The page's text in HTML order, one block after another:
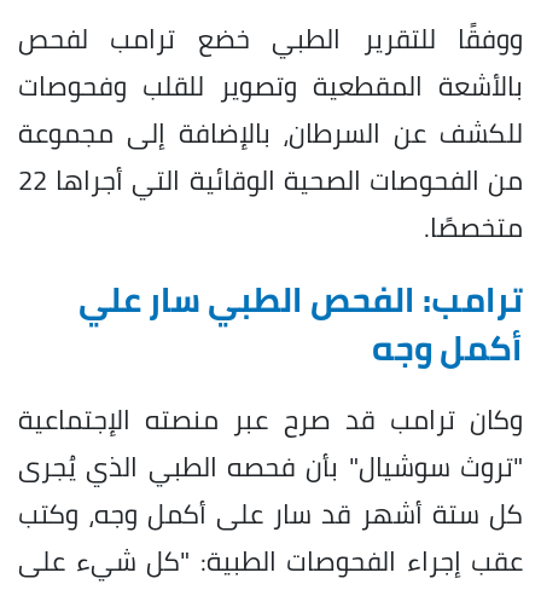
ووفقًا للتقرير الطبي خضع ترامب لفحص
بالأشعة المقطعية وتصوير للقلب وفحوصات
للكشف عن السرطان، بالإضافة إلى مجموعة
من الفحوصات الصحية الوقائية التي أجراها 22
متخصصًا.
ترامب: الفحص الطبي سار علي
أكمل وجه
وكان ترامب قد صرح عبر منصته الإجتماعية
"تروث سوشيال" بأن فحصه الطبي الذي يُجرى
كل ستة أشهر قد سار على أكمل وجه، وكتب
عقب إجراء الفحوصات الطبية: "كل شيء على